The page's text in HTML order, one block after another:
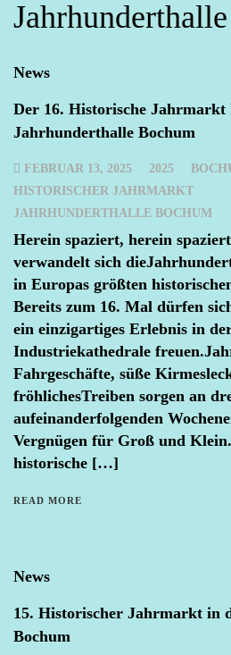
News
Der 16. Historische Jahrmarkt
Jahrhunderthalle Bochum
FEBRUAR 13, 2025 2025
HISTORISCHER JAHRMARKT
JAHRHUNDERTHALLE BOCHUM
Herein spaziert, herein
verwandelt sich
in Europas größten
Bereits zum 16. Mal dürfen
ein einzigartiges Erlebnis in
Industriekathedrale
Fahrgeschäfte, süße
fröhlichesTreiben sorgen an
aufeinanderfolgenden
Vergnügen für Groß und
historische […]
READ MORE
News
15. Historischer Jahrmarkt in
Bochum